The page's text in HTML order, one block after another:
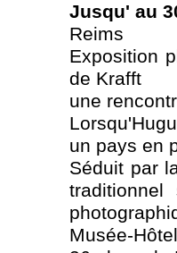
Jusqu' au
Reims
Exposition
de Krafft
une
un pays en
Séduit par
Musée-